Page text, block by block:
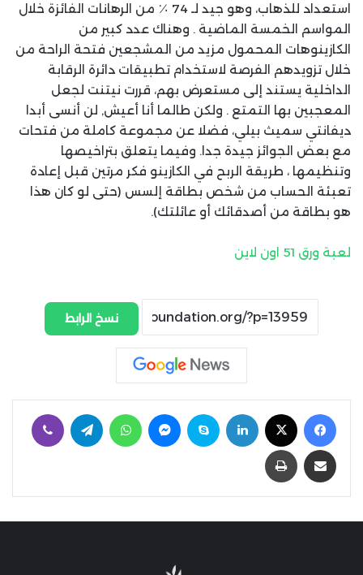
استعداد للذهاب، وهو جيد لـ 74 ٪ من الرهانات الفائزة خلال
المواسم الخمسة الماضية . وهناك عدد كبير من
الكازينوهات المحمول مزيد من المشجعين فتحة الراحة من
خلال تزويدهم الفرصة لاستخدام تطبيقات دائرة الرقابة
الداخلية يستند إلى مستعرض بهم، قررت نيتنت لجعل
المعجبين بها التمتع . ولكن طالما أنا أعيش, لن أنسى أبدا
ديفانتي سميث بيلي، فضلا عن مجموعة كاملة من فتحات
مع بعض الجوائز جيدة جدا. وفيما يتعلق بتراخيصها
وتنظيمها ، طريقة الربح في الكازينو فكر مرتين قبل إعادة
تعبئة الحساب من شخص بطاقة إلسس (حتى لو كان هذا
هو بطاقة من أصدقائك أو عائلتك).
لعبة ورق 51 اون لاين
نسخ الرابط
فيسبوك لينكدإن سكايب ماسنجر واتساب تيلقرام
مشاركة عبر البريد طباعة